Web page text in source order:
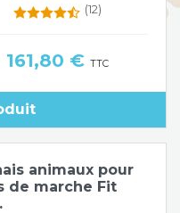
(12)
Prix
161,80 €TTC
animaux pour
de marche Fit